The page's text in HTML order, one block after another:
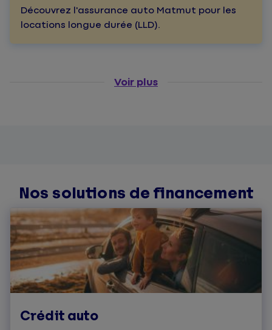
Découvrez l'assurance auto Matmut pour les
locations longue durée (LLD).
Voir plus
Nos solutions de financement
Crédit auto